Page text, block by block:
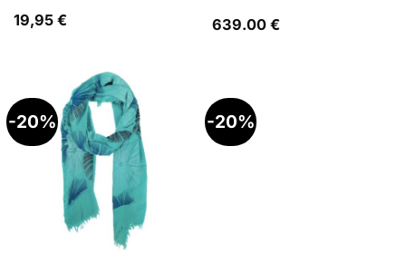
19,95 € 639.00 €
-20% -20%